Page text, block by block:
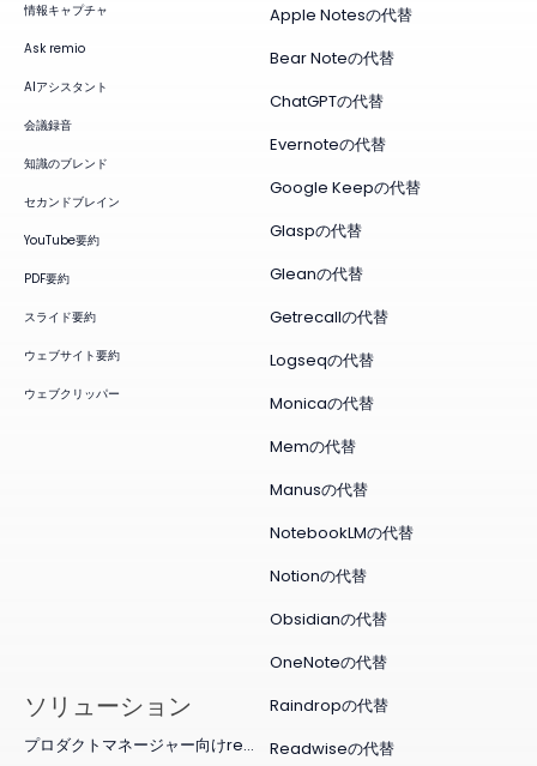
情報キャプチャ
Ask remio
AIアシスタント
会議録音
知識のブレンド
セカンドブレイン
YouTube要約
PDF要約
スライド要約
ウェブサイト要約
ウェブクリッパー
Apple Notesの代替
Bear Noteの代替
ChatGPTの代替
Evernoteの代替
Google Keepの代替
Glaspの代替
Gleanの代替
Getrecallの代替
Logseqの代替
Monicaの代替
Memの代替
Manusの代替
NotebookLMの代替
Notionの代替
Obsidianの代替
OneNoteの代替
Raindropの代替
Readwiseの代替
ソリューション
プロダクトマネージャー向けremio